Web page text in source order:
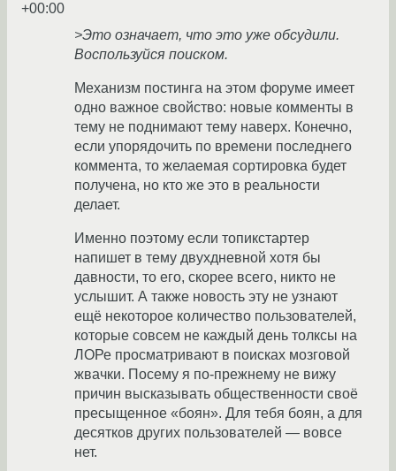
+00:00
>Это означает, что это уже обсудили.
Воспользуйся поиском.
Механизм постинга на этом форуме имеет
одно важное свойство: новые комменты в
тему не поднимают тему наверх. Конечно,
если упорядочить по времени последнего
коммента, то желаемая сортировка будет
получена, но кто же это в реальности
делает.
Именно поэтому если топикстартер
напишет в тему двухдневной хотя бы
давности, то его, скорее всего, никто не
услышит. А также новость эту не узнают
ещё некоторое количество пользователей,
которые совсем не каждый день толксы на
ЛОРе просматривают в поисках мозговой
жвачки. Посему я по-прежнему не вижу
причин высказывать общественности своё
пресыщенное «боян». Для тебя боян, а для
десятков других пользователей — вовсе
нет.